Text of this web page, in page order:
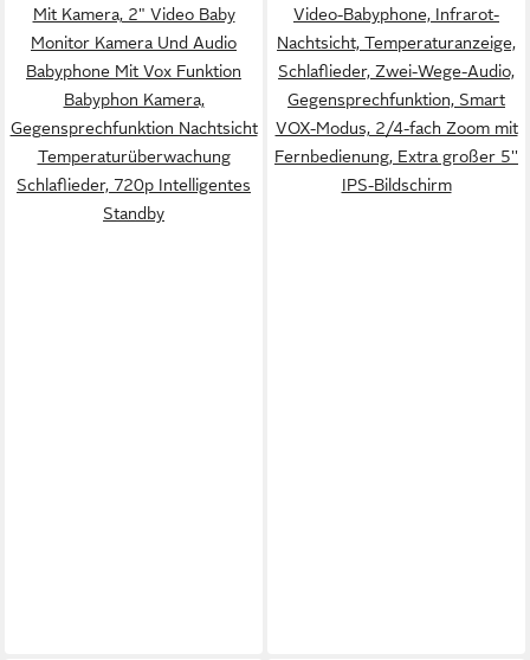
Mit Kamera, 2" Video Baby
Monitor Kamera Und Audio
Babyphone Mit Vox Funktion
Babyphon Kamera,
Gegensprechfunktion Nachtsicht
Temperaturüberwachung
Schlaflieder, 720p Intelligentes
Standby
Video-Babyphone, Infrarot-
Nachtsicht, Temperaturanzeige,
Schlaflieder, Zwei-Wege-Audio,
Gegensprechfunktion, Smart
VOX-Modus, 2/4-fach Zoom mit
Fernbedienung, Extra großer 5''
IPS-Bildschirm